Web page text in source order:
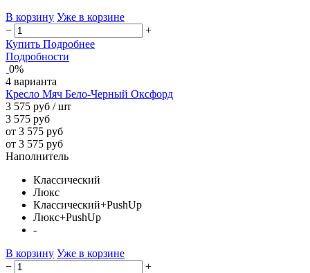
В корзину Уже в корзине
−
+
Купить Подробнее
Подробности
0%
4 варианта
Кресло Мяч Бело-Черный Оксфорд
3 575 руб / шт
3 575 руб
от 3 575 руб
от 3 575 руб
Наполнитель
Классический
Люкс
Классический+PushUp
Люкс+PushUp
-
В корзину Уже в корзине
−
+